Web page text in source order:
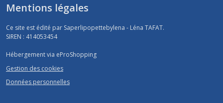
Mentions légales
Ce site est édité par Saperlipopettebylena - Léna TAFAT.
SIREN : 414053454
Hébergement via eProShopping
Gestion des cookies
Données personnelles